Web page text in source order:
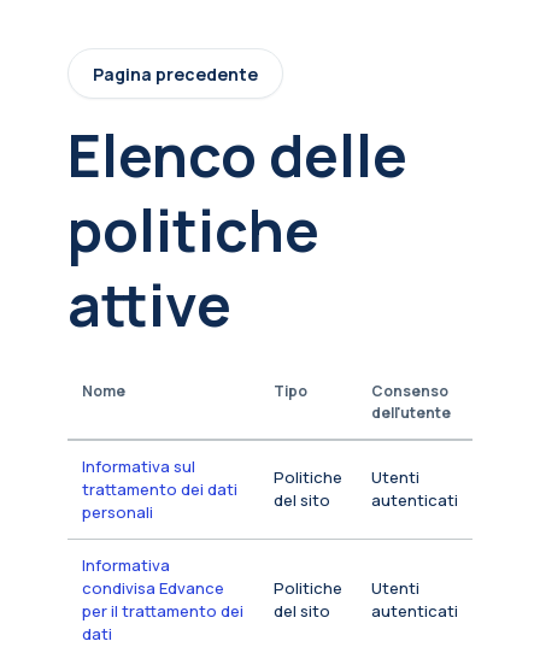
Pagina precedente
Elenco delle
politiche
attive
Nome Tipo
Consenso
dell'utente
Informativa sul
trattamento dei dati
personali
Politiche
del sito
Utenti
autenticati
Informativa
condivisa Edvance
per il trattamento dei
dati
Politiche
del sito
Utenti
autenticati